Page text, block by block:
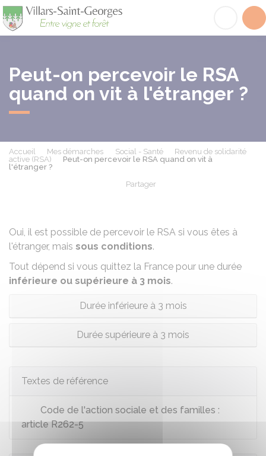
Peut-on percevoir le RSA
quand on vit à l'étranger ?
Accueil Mes démarches Social - Santé
Revenu de solidarité
active (RSA)
Peut-on percevoir le RSA quand on vit à
l'étranger ?
Partager
Oui, il est possible de percevoir le RSA si vous êtes à
l'étranger, mais sous conditions.
Tout dépend si vous quittez la France pour une durée
inférieure ou supérieure à 3 mois.
Durée inférieure à 3 mois
Durée supérieure à 3 mois
Textes de référence
Code de l'action sociale et des familles :
article R262-5